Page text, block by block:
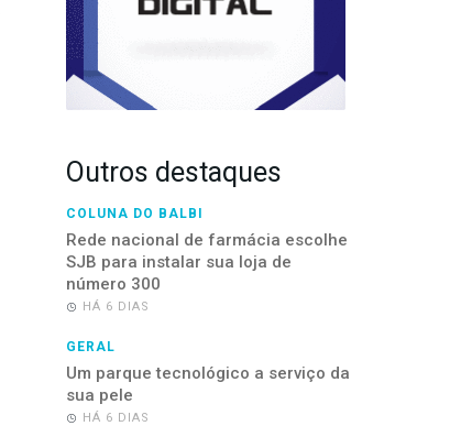
Outros destaques
COLUNA DO BALBI
Rede nacional de farmácia escolhe
SJB para instalar sua loja de
número 300
HÁ 6 DIAS
GERAL
Um parque tecnológico a serviço da
sua pele
HÁ 6 DIAS